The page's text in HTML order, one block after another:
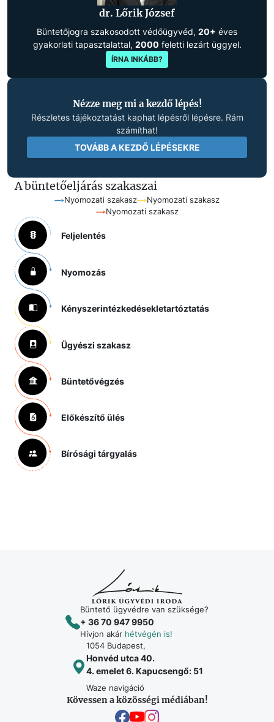
dr. Lőrik József
Büntetőjogra szakosodott védőügyvéd, 20+ éves
gyakorlati tapasztalattal, 2000 feletti lezárt üggyel.
ÍRNA INKÁBB?
Nézze meg mi a kezdő lépés!
Részletes tájékoztatást kaphat lépésről lépésre. Rám
számíthat!
TOVÁBB A KEZDŐ LÉPÉSEKRE
A büntetőeljárás szakaszai
Nyomozati szakasz
Nyomozati szakasz
Nyomozati szakasz
Feljelentés
Nyomozás
Kényszerintézkedésekletartóztatás
Ügyészi szakasz
Büntetővégzés
Előkészítő ülés
Bírósági tárgyalás
Büntető ügyvédre van szüksége?
+ 36 70 947 9950
Hívjon akár hétvégén is!
1054 Budapest,
Honvéd utca 40.
4. emelet 6. Kapucsengő: 51
Waze navigáció
Kövessen a közösségi médiában!